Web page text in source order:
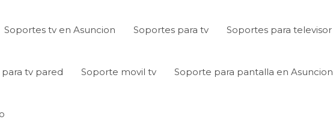
Soportes tv en Asuncion Soportes para tv Soportes para televisor
tv pared Soporte movil tv Soporte para pantalla en Asuncion